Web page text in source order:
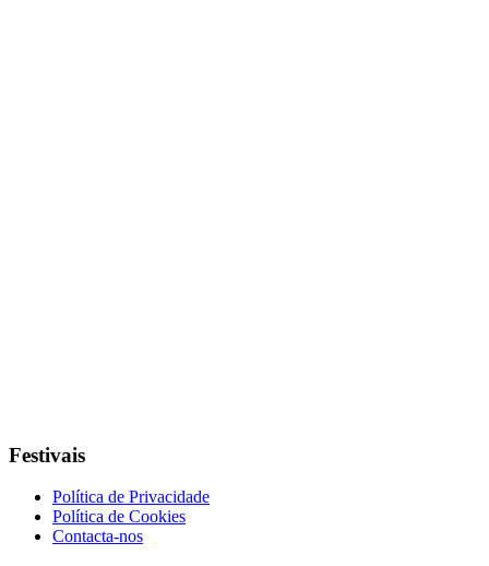
Festivais
Política de Privacidade
Política de Cookies
Contacta-nos